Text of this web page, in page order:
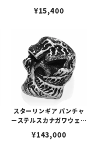
ブスタークラスプ＆LTロ
¥15,400
スターリンギア パンチャ
ーステルスカナガワウェー
¥143,000